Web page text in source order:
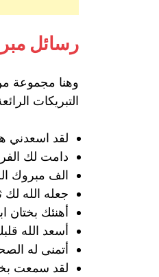
رسائل
وهنا مجموعة
التبريكات
لقد اسعدني
دامت لك
الف مبروك
جعله الله
أهنئك
أسعد الله
أتمنى له
لقد سمعت